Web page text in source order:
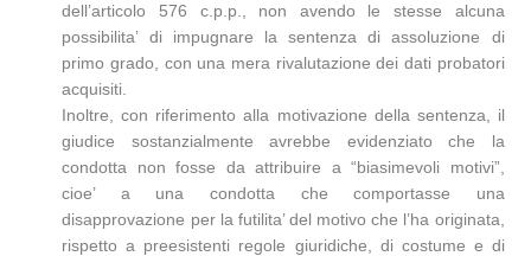
dell’articolo 576 c.p.p., non avendo le stesse alcuna
possibilita’ di impugnare la sentenza di assoluzione di
primo grado, con una mera rivalutazione dei dati probatori
acquisiti.
Inoltre, con riferimento alla motivazione della sentenza, il
giudice sostanzialmente avrebbe evidenziato che la
condotta non fosse da attribuire a “biasimevoli motivi”,
cioe’ a una condotta che comportasse una
disapprovazione per la futilita’ del motivo che l’ha originata,
rispetto a preesistenti regole giuridiche, di costume e di